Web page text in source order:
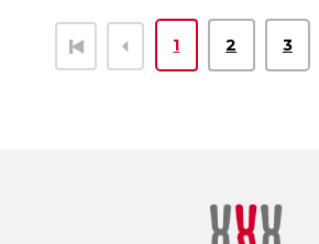
1 2 3